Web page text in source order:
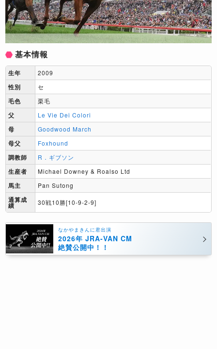
基本情報
生年 2009
性別 セ
毛色 栗毛
父 Le Vie Dei Colori
母 Goodwood March
母父 Foxhound
調教師 R．ギブソン
生産者 Michael Downey & Roalso Ltd
馬主 Pan Sutong
通算成
績 30戦10勝[10-9-2-9]
なかやまきんに君出演
2026年 JRA-VAN CM
絶賛公開中！！